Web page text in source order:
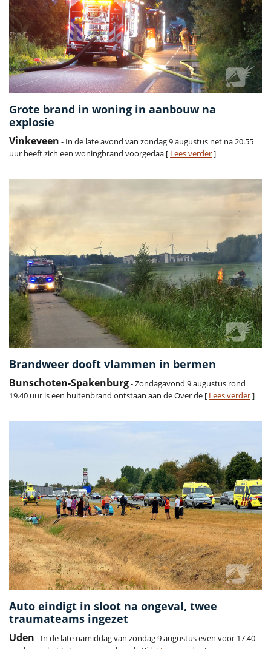
Grote brand in woning in aanbouw na
explosie
Vinkeveen - In de late avond van zondag 9 augustus net na 20.55
uur heeft zich een woningbrand voorgedaa [ Lees verder]
Brandweer dooft vlammen in bermen
Bunschoten-Spakenburg- Zondagavond 9 augustus rond
19.40 uur is een buitenbrand ontstaan aan de Over de [ Lees verder]
Auto eindigt in sloot na ongeval, twee
traumateams ingezet
Uden - In de late namiddag van zondag 9 augustus even voor 17.40